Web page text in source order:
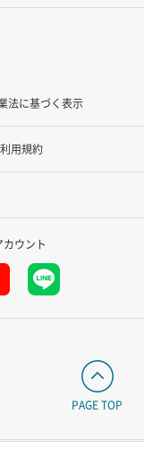
法に基づく表示
用規約
ウント
PAGE TOP